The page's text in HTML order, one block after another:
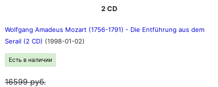
2 CD
Wolfgang Amadeus Mozart (1756-1791) - Die Entführung aus dem
Serail (2 CD) (1998-01-02)
Есть в наличии
16599руб.